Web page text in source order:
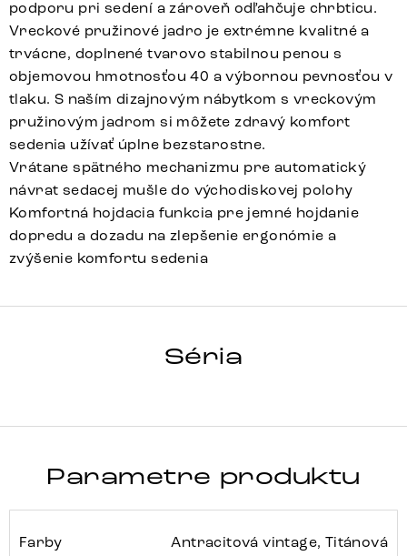
podporu pri sedení a zároveň odľahčuje chrbticu.
Vreckové pružinové jadro je extrémne kvalitné a
trvácne, doplnené tvarovo stabilnou penou s
objemovou hmotnosťou 40 a výbornou pevnosťou v
tlaku. S naším dizajnovým nábytkom s vreckovým
pružinovým jadrom si môžete zdravý komfort
sedenia užívať úplne bezstarostne.
Vrátane spätného mechanizmu pre automatický
návrat sedacej mušle do východiskovej polohy
Komfortná hojdacia funkcia pre jemné hojdanie
dopredu a dozadu na zlepšenie ergonómie a
zvýšenie komfortu sedenia
Séria
Jova-Flex
Array
Parametre produktu
Farby Antracitová vintage, Titánová